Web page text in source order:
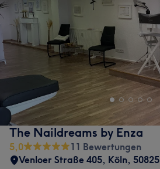
The Naildreams by Enza
5,0
11 Bewertungen
Venloer Straße 405, Köln, 50825